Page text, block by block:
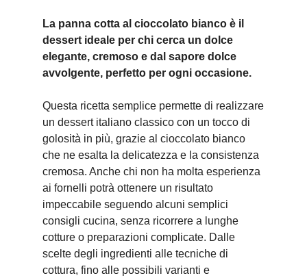
La panna cotta al cioccolato bianco è il
dessert ideale per chi cerca un dolce
elegante, cremoso e dal sapore dolce
avvolgente, perfetto per ogni occasione.
Questa ricetta semplice permette di realizzare
un dessert italiano classico con un tocco di
golosità in più, grazie al cioccolato bianco
che ne esalta la delicatezza e la consistenza
cremosa. Anche chi non ha molta esperienza
ai fornelli potrà ottenere un risultato
impeccabile seguendo alcuni semplici
consigli cucina, senza ricorrere a lunghe
cotture o preparazioni complicate. Dalle
scelte degli ingredienti alle tecniche di
cottura, fino alle possibili varianti e